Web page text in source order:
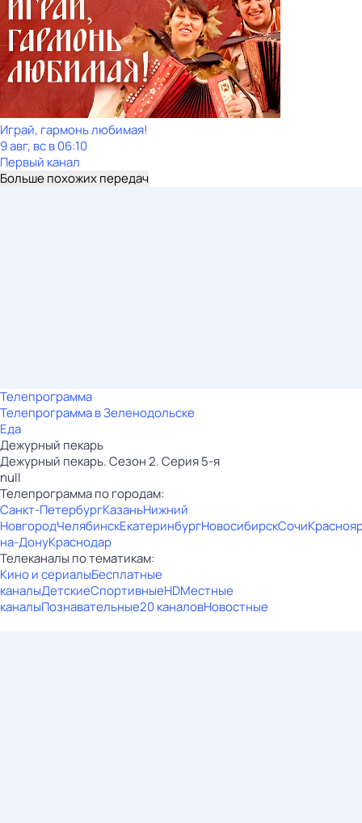
Играй, гармонь любимая!
9 авг, вс в 06:10
Первый канал
Больше похожих передач
Телепрограмма
Телепрограмма в Зеленодольске
Еда
Дежурный пекарь
Дежурный пекарь. Сезон 2. Серия 5-я
null
Телепрограмма по городам:
Санкт-ПетербургКазаньНижний
НовгородЧелябинскЕкатеринбургНовосибирскСочи
на-ДонуКраснодар
Телеканалы по тематикам:
Кино и сериалыБесплатные
каналыДетскиеСпортивныеHDМестные
каналыПознавательные20 каналовНовостные